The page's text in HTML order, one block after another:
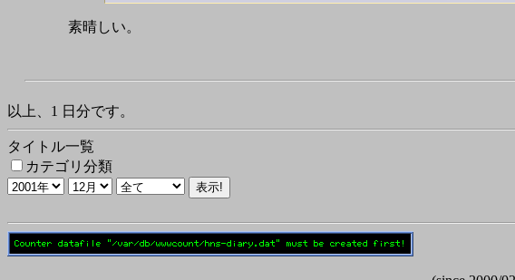
素晴しい。
以上、1 日分です。
タイトル一覧
カテゴリ分類